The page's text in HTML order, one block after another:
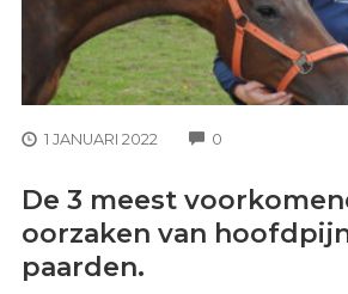
1 JANUARI 2022 0
De 3 meest
oorzaken van
paarden.